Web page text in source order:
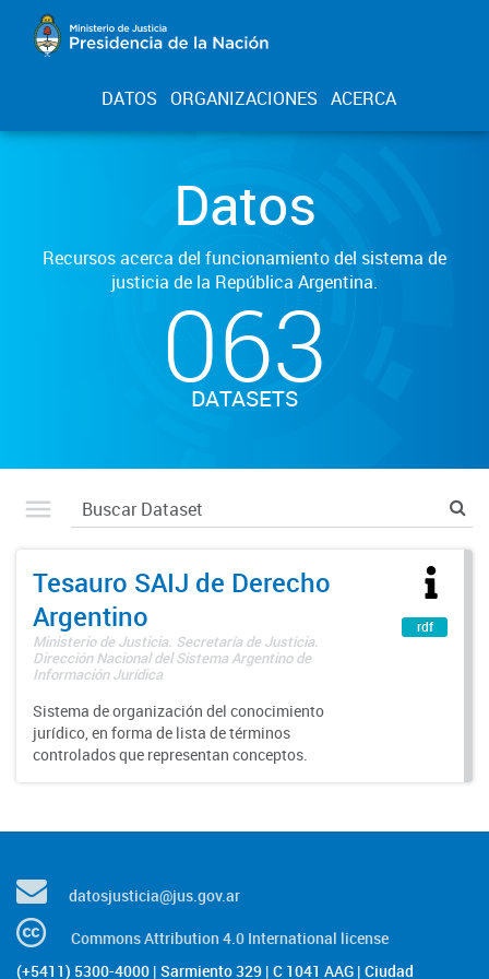
DATOS ORGANIZACIONES ACERCA
Datos
Recursos acerca del funcionamiento del sistema de
justicia de la República Argentina.
063
DATASETS
Tesauro SAIJ de Derecho
Argentino
Ministerio de Justicia. Secretaría de Justicia.
Dirección Nacional del Sistema Argentino de
Información Jurídica
Sistema de organización del conocimiento
jurídico, en forma de lista de términos
controlados que representan conceptos.
rdf
datosjusticia@jus.gov.ar
Commons Attribution 4.0 International license
(+5411) 5300-4000 | Sarmiento 329 | C 1041 AAG | Ciudad